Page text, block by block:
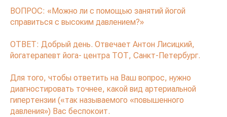
ВОПРОС: «Можно ли с помощью занятий йогой
справиться с высоким давлением?»
ОТВЕТ: Добрый день. Отвечает Антон Лисицкий,
йогатерапевт йога- центра ТОТ, Санкт-Петербург.
Для того, чтобы ответить на Ваш вопрос, нужно
диагностировать точнее, какой вид артериальной
гипертензии («так называемого «повышенного
давления») Вас беспокоит.